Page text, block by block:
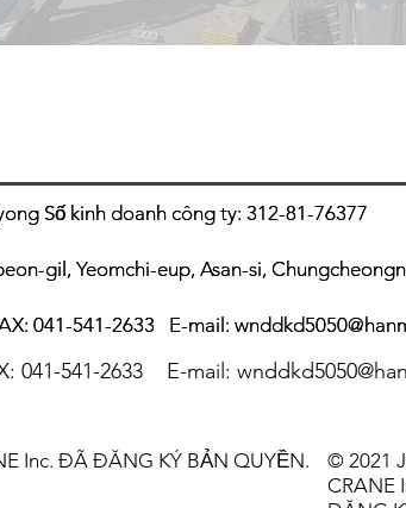
Số kinh doanh công ty: 312-81-76377
gil, Yeomchi-eup, Asan-si,
041-541-2633 E-mail:
Số kinh doanh công ty: 312-81-76377
gil, Yeomchi-eup, Asan-si,
041-541-2633 E-mail:
041-541-2633 E-mail:
Inc. ĐÃ ĐĂNG KÝ BẢN QUYỀN.
© 2021
CRANE